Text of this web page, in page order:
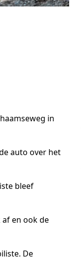
in
auto over het
bleef
en ook de
De